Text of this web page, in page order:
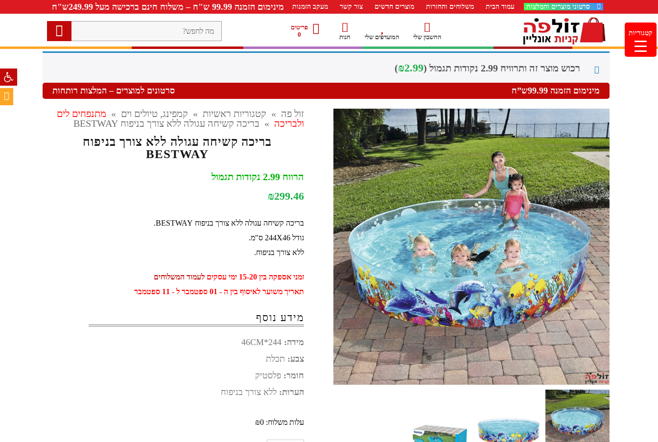
סרטוני מוצרים והמלצות עמוד הבית משלוחים והחזרות מוצרים חדשים צור קשר מעקב הזמנות מינימום הזמנה 99.99 ש"ח – משלוח חינם ברכישה מעל 249.99ש"ח
החשבון שלי המועדפים שלי חנות
פריטים
0
לחפש?
רכוש מוצר זה ותרוויח 2.99 נקודות תגמול ( ₪2.99
)
מינימום הזמנה 99.99ש”ח סרטונים למוצרים – המלצות רותחות
זול פה » קטגוריות ראשיות » קמפינג, טיולים וים » מתנפחים לים
ולבריכה » בריכה קשיחה עגולה ללא צורך בניפוח BESTWAY
בריכה קשיחה עגולה ללא צורך בניפוח
BESTWAY
הרווח 2.99 נקודות תגמול
₪299.46
בריכה קשיחה עגולה ללא צורך בניפוח BESTWAY.
גודל 244X46 ס"מ.
ללא צורך בניפוח.
זמני אספקה בין 15-20 ימי עסקים
לעמוד המשלוחים
תאריך משוער לאיסוף בין ה - 01 ספטמבר ל - 11 ספטמבר
מידע נוסף
מידה: 244*46CM
צבע: תכלת
חומר: פלסטיק
הערות: ללא צורך בניפוח
עלות משלוח: ₪0
קטגוריות
פתח